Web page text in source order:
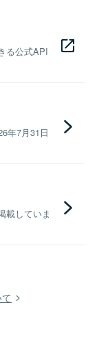
る公式API
年7月31日
載していま